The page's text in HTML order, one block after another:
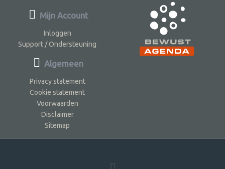
Mijn Account
Inloggen
Support / Ondersteuning
Algemeen
Privacy statement
Cookie statement
Voorwaarden
Disclaimer
Sitemap